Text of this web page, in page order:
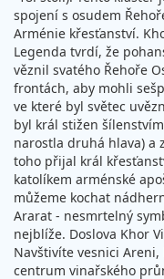
spojení s osudem
Arménie křesťanství.
Legenda tvrdí, že
věznil svatého Řehoře
frontách, aby mohli
ve které byl světec
byl král stižen
narostla druhá hlava) a
toho přijal král
katolíkem arménské
můžeme kochat
Ararat - nesmrtelný
nejblíže. Doslova Khor
Navštivíte vesnici
centrum vinařského